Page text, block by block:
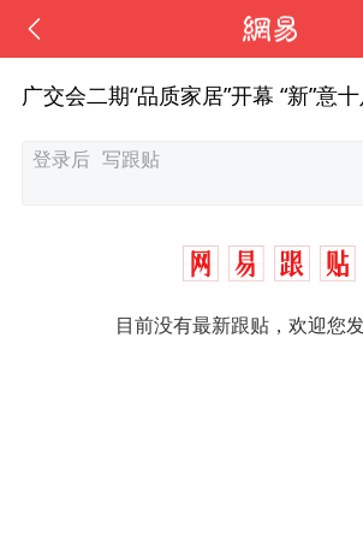
广交会二期“品质家居”开幕 “新”意十
目前没有最新跟贴，欢迎您